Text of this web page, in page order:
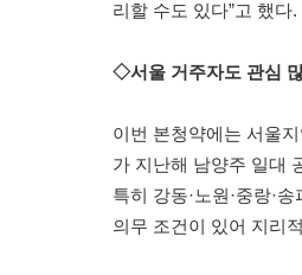
리할 수도 있다”고 했다.
◇서울 거주자도 관심
이번 본청약에는 서울
가 지난해 남양주 일대
특히 강동·노원·중랑·
의무 조건이 있어 지리